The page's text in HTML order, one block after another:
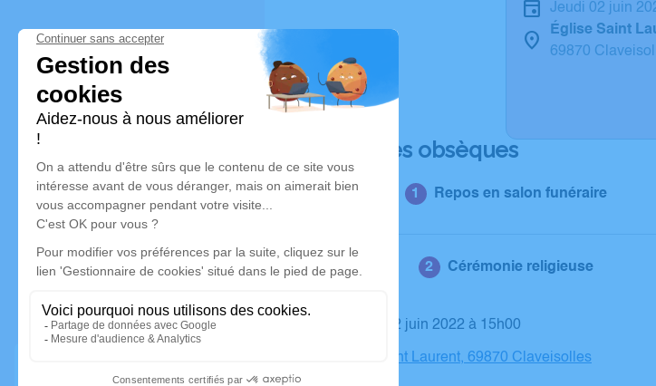
jeudi 02 juin
Église Saint
69870
Déroulé des obsèques
Repos en salon funéraire
Cérémonie religieuse
Le jeudi 02 juin 2022 à 15h00
Église Saint Laurent, 69870 Claveisolles